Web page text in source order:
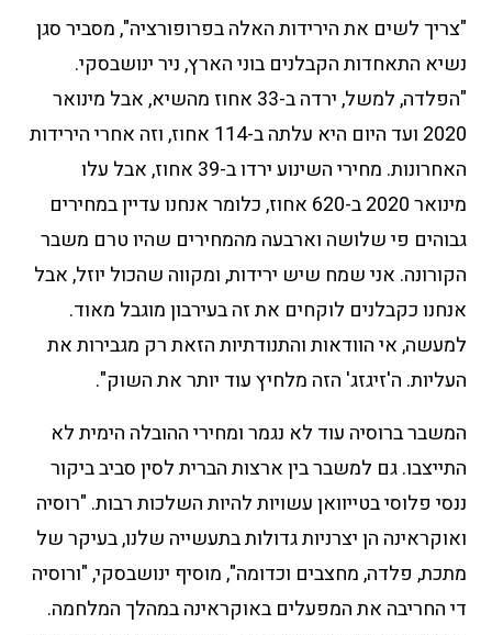
"צריך לשים את הירידות האלה בפרופורציה", מסביר סגן
נשיא התאחדות הקבלנים בוני הארץ, ניר ינושבסקי.
"הפלדה, למשל, ירדה ב-33 אחוז מהשיא, אבל מינואר
2020 ועד היום היא עלתה ב-114 אחוז, וזה אחרי הירידות
האחרונות. מחירי השינוע ירדו ב-39 אחוז, אבל עלו
מינואר 2020 ב-620 אחוז, כלומר אנחנו עדיין במחירים
גבוהים פי שלושה וארבעה מהמחירים שהיו טרם משבר
הקורונה. אני שמח שיש ירידות, ומקווה שהכול יוזל, אבל
אנחנו כקבלנים לוקחים את זה בעירבון מוגבל מאוד.
למעשה, אי הוודאות והתנודתיות הזאת רק מגבירות את
העליות. ה'זיגזג' הזה מלחיץ עוד יותר את השוק".
המשבר ברוסיה עוד לא נגמר ומחירי ההובלה הימית לא
התייצבו. גם למשבר בין ארצות הברית לסין סביב ביקור
ננסי פלוסי בטייוואן עשויות להיות השלכות רבות. "רוסיה
ואוקראינה הן יצרניות גדולות בתעשייה שלנו, בעיקר של
מתכת, פלדה, מחצבים וכדומה", מוסיף ינושבסקי, "ורוסיה
די החריבה את המפעלים באוקראינה במהלך המלחמה.